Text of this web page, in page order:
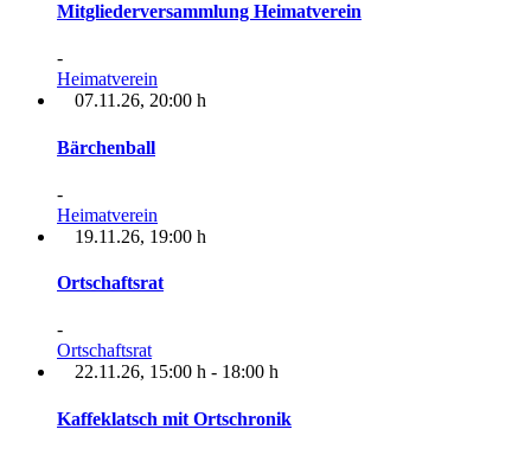
Mitgliederversammlung Heimatverein
-
Heimatverein
07.11.26, 20:00 h
Bärchenball
-
Heimatverein
19.11.26, 19:00 h
Ortschaftsrat
-
Ortschaftsrat
22.11.26, 15:00 h - 18:00 h
Kaffeklatsch mit Ortschronik